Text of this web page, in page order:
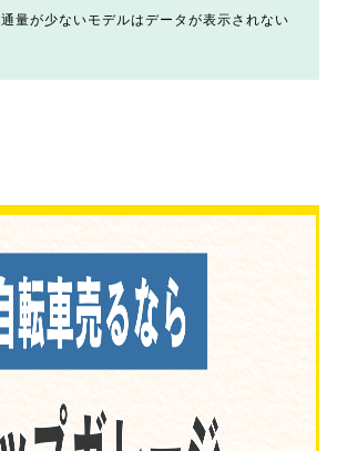
量が少ないモデルはデータが表示されない